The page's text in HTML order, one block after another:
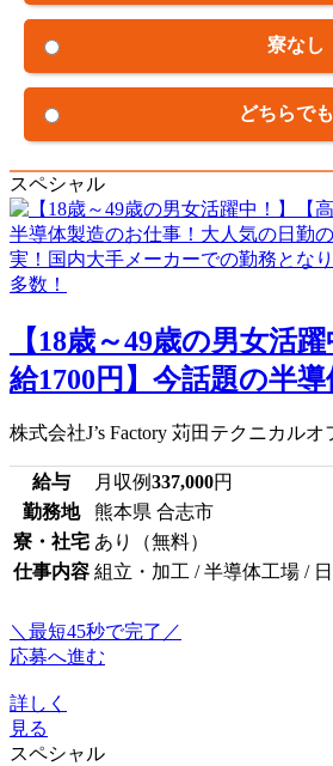
寮なし
どちらで
スペシャル
【18歳～49歳の男女活
給1700円】今話題の半
株式会社J’s Factory 苅田テクニカルオ
給与 月収例337,000円
勤務地
熊本県 合志市
寮・社宅 あり（無料）
仕事内容 組立・加工 / 半導体工場 /
＼最短45秒で完了／
応募へ進む
詳しく
見る
スペシャル